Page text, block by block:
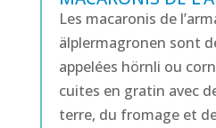
Les macaronis de
älplermagronen sont
appelées hörnli ou
cuites en gratin avec
terre, du fromage et